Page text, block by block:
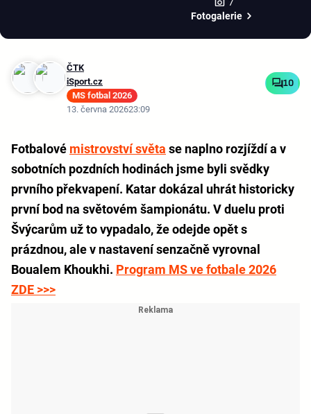
Fotogalerie
ČTK
iSport.cz
MS fotbal 2026
13. června 202623:09
10
Fotbalové mistrovství světa se naplno rozjíždí a v
sobotních pozdních hodinách jsme byli svědky
prvního překvapení. Katar dokázal uhrát historicky
první bod na světovém šampionátu. V duelu proti
Švýcarům už to vypadalo, že odejde opět s
prázdnou, ale v nastavení senzačně vyrovnal
Boualem Khoukhi. Program MS ve fotbale 2026
ZDE >>>